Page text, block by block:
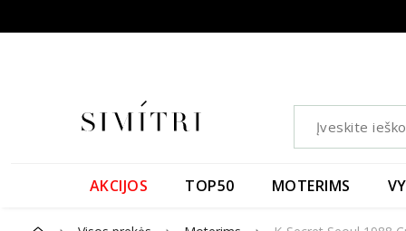
AKCIJOS TOP50 MOTERIMS